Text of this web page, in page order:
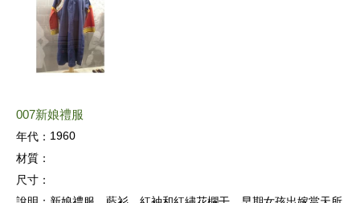
007新娘禮服
年代： 1960
材質：
尺寸：